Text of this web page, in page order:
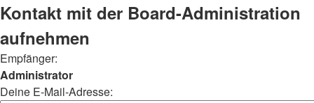
Kontakt mit der Board-Administration
aufnehmen
Empfänger:
Administrator
Deine E-Mail-Adresse: